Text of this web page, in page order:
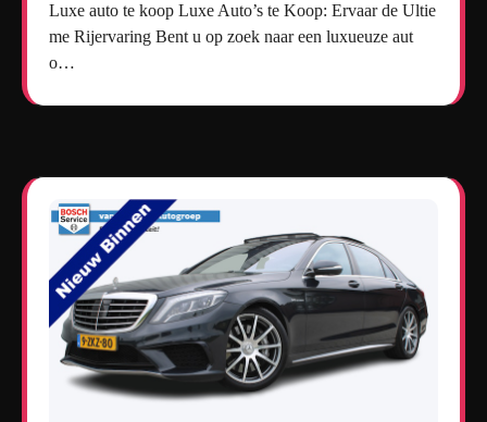
Luxe auto te koop Luxe Auto’s te Koop: Ervaar de Ultie
me Rijervaring Bent u op zoek naar een luxueuze aut
o…